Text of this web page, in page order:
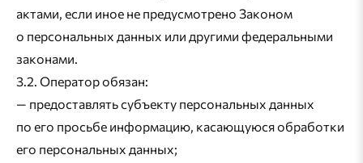
актами, если иное не предусмотрено Законом
о персональных данных или другими федеральными
законами.
3.2. Оператор обязан:
— предоставлять субъекту персональных данных
по его просьбе информацию, касающуюся обработки
его персональных данных;